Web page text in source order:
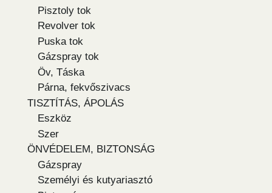
Pisztoly tok
Revolver tok
Puska tok
Gázspray tok
Öv, Táska
Párna, fekvőszivacs
TISZTÍTÁS, ÁPOLÁS
Eszköz
Szer
ÖNVÉDELEM, BIZTONSÁG
Gázspray
Személyi és kutyariasztó